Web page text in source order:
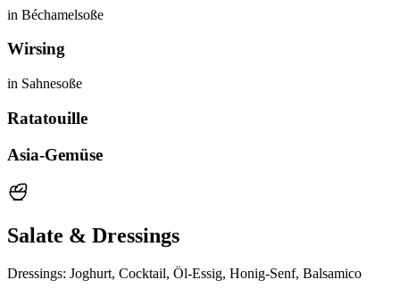
in Béchamelsoße
Wirsing
in Sahnesoße
Ratatouille
Asia-Gemüse
Salate & Dressings
Dressings: Joghurt, Cocktail, Öl-Essig, Honig-Senf, Balsamico